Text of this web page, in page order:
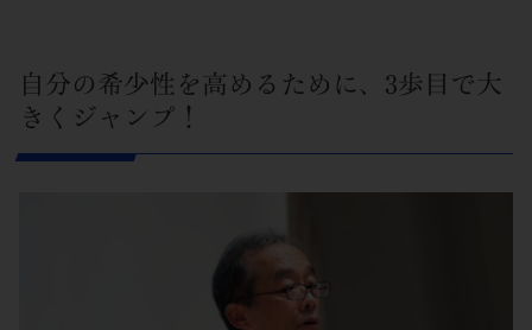
自分の希少性を高めるために、3歩目で大
きくジャンプ！